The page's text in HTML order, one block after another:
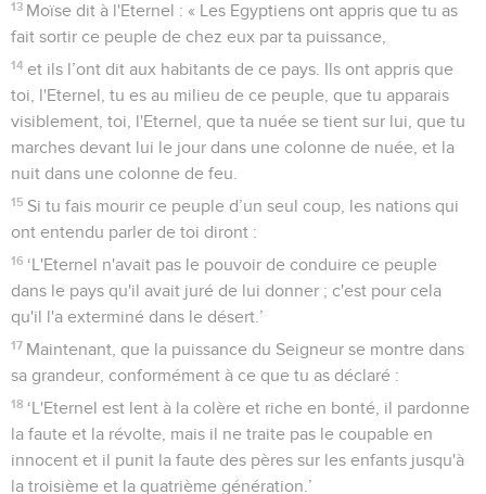
13 Moïse dit à l'Eternel : « Les Egyptiens ont appris que tu as
fait sortir ce peuple de chez eux par ta puissance,
14 et ils l’ont dit aux habitants de ce pays. Ils ont appris que
toi, l'Eternel, tu es au milieu de ce peuple, que tu apparais
visiblement, toi, l'Eternel, que ta nuée se tient sur lui, que tu
marches devant lui le jour dans une colonne de nuée, et la
nuit dans une colonne de feu.
15 Si tu fais mourir ce peuple d’un seul coup, les nations qui
ont entendu parler de toi diront :
16 ‘L'Eternel n'avait pas le pouvoir de conduire ce peuple
dans le pays qu'il avait juré de lui donner ; c'est pour cela
qu'il l'a exterminé dans le désert.’
17 Maintenant, que la puissance du Seigneur se montre dans
sa grandeur, conformément à ce que tu as déclaré :
18 ‘L'Eternel est lent à la colère et riche en bonté, il pardonne
la faute et la révolte, mais il ne traite pas le coupable en
innocent et il punit la faute des pères sur les enfants jusqu'à
la troisième et la quatrième génération.’